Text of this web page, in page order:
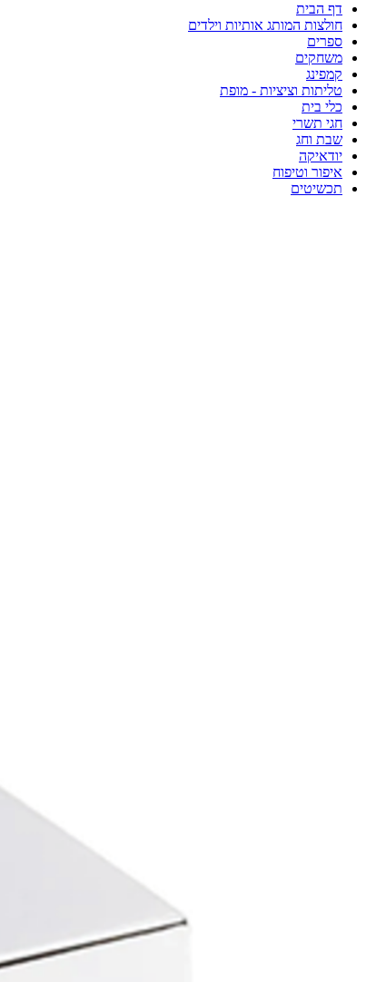
דף הבית
חולצות המותג אותיות וילדים
ספרים
משחקים
קמפינג
טליתות וציציות - מופת
כלי בית
חגי תשרי
שבת וחג
יודאיקה
איפור וטיפוח
תכשיטים